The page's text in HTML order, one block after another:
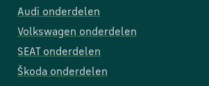
Audi onderdelen
Volkswagen onderdelen
SEAT onderdelen
Škoda onderdelen